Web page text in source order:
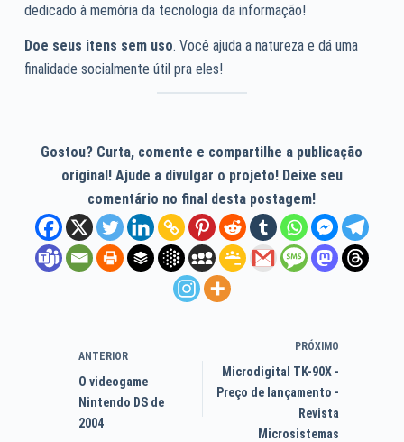
dedicado à memória da tecnologia da informação!
Doe seus itens sem uso. Você ajuda a natureza e dá uma
finalidade socialmente útil pra eles!
Gostou? Curta, comente e compartilhe a publicação
original! Ajude a divulgar o projeto! Deixe seu
comentário no final desta postagem!
ANTERIOR
O videogame
Nintendo DS de
2004
PRÓXIMO
Microdigital TK-90X -
Preço de lançamento -
Revista
Microsistemas